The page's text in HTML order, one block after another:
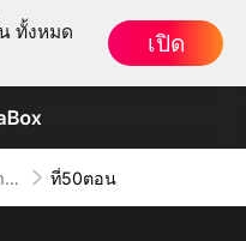
ทั้งหมด
เปิด
รอยร้าวในกรงทอง ที่50ตอน